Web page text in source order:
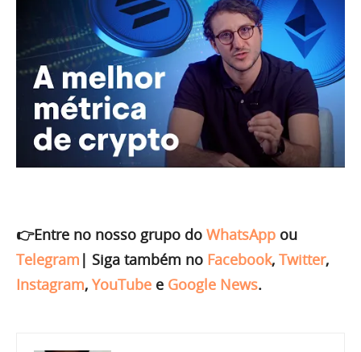
👉Entre no nosso grupo do WhatsApp ou
Telegram | Siga também no Facebook, Twitter,
Instagram, YouTube e Google News.